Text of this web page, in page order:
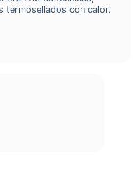
termosellados con calor.